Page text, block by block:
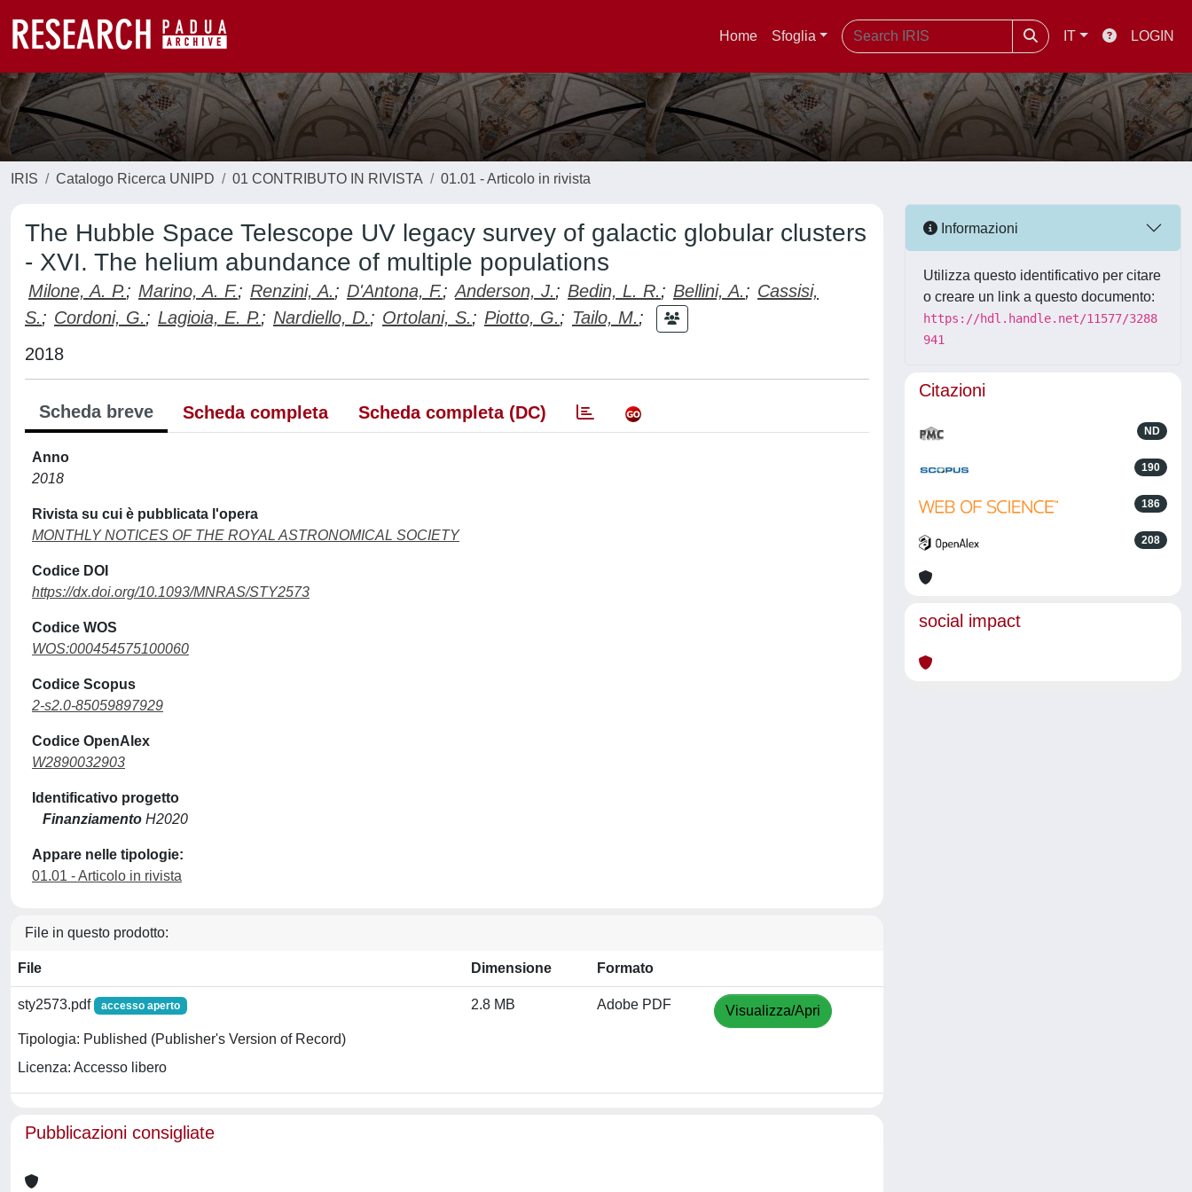
Home Sfoglia IT LOGIN
IRIS Catalogo Ricerca UNIPD 01 CONTRIBUTO IN RIVISTA 01.01 - Articolo in rivista
The Hubble Space Telescope UV legacy survey of galactic globular clusters
- XVI. The helium abundance of multiple populations
Milone, A. P.; Marino, A. F.; Renzini, A.; D'Antona, F.; Anderson, J.; Bedin, L. R.; Bellini, A.; Cassisi,
S.; Cordoni, G.; Lagioia, E. P.; Nardiello, D.; Ortolani, S.; Piotto, G.; Tailo, M.;
2018
Scheda breve Scheda completa Scheda completa (DC)
Anno
2018
Rivista su cui è pubblicata l'opera
MONTHLY NOTICES OF THE ROYAL ASTRONOMICAL SOCIETY
Codice DOI
https://dx.doi.org/10.1093/MNRAS/STY2573
Codice WOS
WOS:000454575100060
Codice Scopus
2-s2.0-85059897929
Codice OpenAlex
W2890032903
Identificativo progetto
Finanziamento H2020
Appare nelle tipologie:
01.01 - Articolo in rivista
File in questo prodotto:
File Dimensione Formato
sty2573.pdf accesso aperto
Tipologia: Published (Publisher's Version of Record)
Licenza: Accesso libero
2.8 MB Adobe PDF Visualizza/Apri
Pubblicazioni consigliate
Informazioni
Utilizza questo identificativo per citare
o creare un link a questo documento:
https://hdl.handle.net/11577/3288
941
Citazioni
ND
190
186
208
social impact